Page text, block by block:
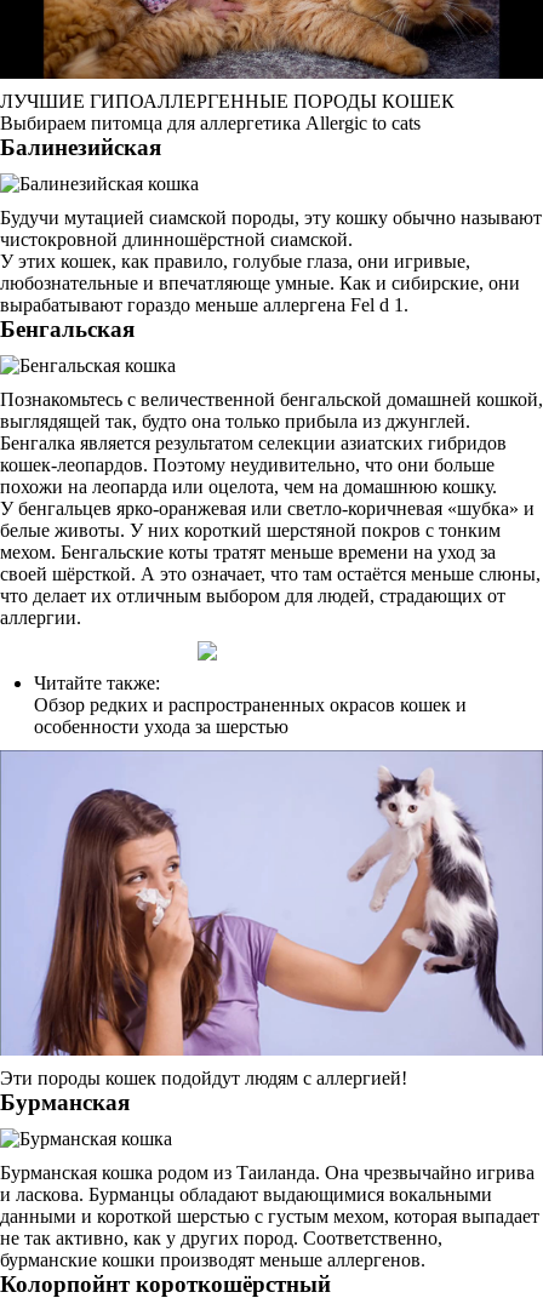
ЛУЧШИЕ ГИПОАЛЛЕРГЕННЫЕ ПОРОДЫ КОШЕК
Выбираем питомца для аллергетика Allergic to cats
Балинезийская
Будучи мутацией сиамской породы, эту кошку обычно называют
чистокровной длинношёрстной сиамской.
У этих кошек, как правило, голубые глаза, они игривые,
любознательные и впечатляюще умные. Как и сибирские, они
вырабатывают гораздо меньше аллергена Fel d 1.
Бенгальская
Познакомьтесь с величественной бенгальской домашней кошкой,
выглядящей так, будто она только прибыла из джунглей.
Бенгалка является результатом селекции азиатских гибридов
кошек-леопардов. Поэтому неудивительно, что они больше
похожи на леопарда или оцелота, чем на домашнюю кошку.
У бенгальцев ярко-оранжевая или светло-коричневая «шубка» и
белые животы. У них короткий шерстяной покров с тонким
мехом. Бенгальские коты тратят меньше времени на уход за
своей шёрсткой. А это означает, что там остаётся меньше слюны,
что делает их отличным выбором для людей, страдающих от
аллергии.
Читайте также:
Обзор редких и распространенных окрасов кошек и
особенности ухода за шерстью
Эти породы кошек подойдут людям с аллергией!
Бурманская
Бурманская кошка родом из Таиланда. Она чрезвычайно игрива
и ласкова. Бурманцы обладают выдающимися вокальными
данными и короткой шерстью с густым мехом, которая выпадает
не так активно, как у других пород. Соответственно,
бурманские кошки производят меньше аллергенов.
Колорпойнт короткошёрстный